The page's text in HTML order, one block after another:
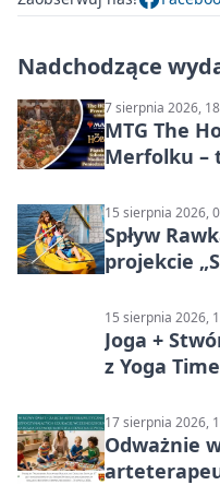
Nadchodzące
7 sierpnia 2026,
MTG The
Merfolku –
15 sierpnia 2026,
Spływ
projekcie
15 sierpnia 2026,
Joga +
z Yoga
17 sierpnia 2026,
Odważnie